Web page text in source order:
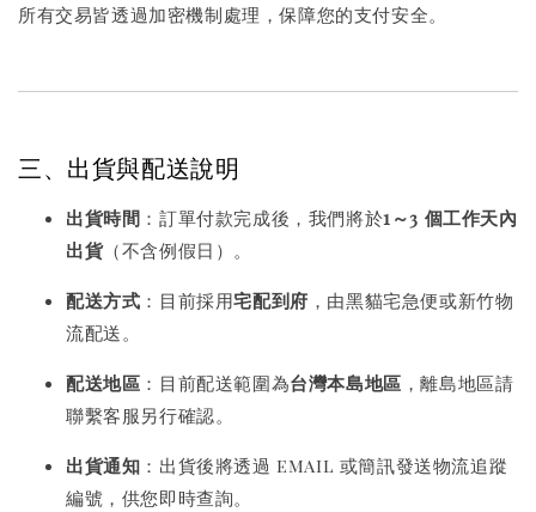
所有交易皆透過加密機制處理，保障您的支付安全。
三、出貨與配送說明
出貨時間 ：訂單付款完成後，我們將於1～3 個工作天內
出貨（不含例假日）。
配送方式 ：目前採用宅配到府 ，由黑貓宅急便或新竹物
流配送。
配送地區 ：目前配送範圍為台灣本島地區 ，離島地區請
聯繫客服另行確認。
出貨通知 ：出貨後將透過 email 或簡訊發送物流追蹤
編號，供您即時查詢。